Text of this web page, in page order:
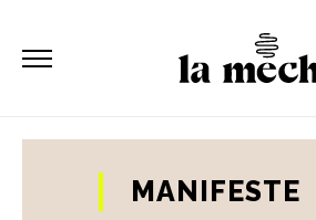
MANIFESTE